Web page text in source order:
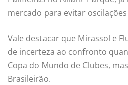
mercado para evitar
Vale destacar que Mirassol e
de incerteza ao confronto
Copa do Mundo de Clubes,
Brasileirão.